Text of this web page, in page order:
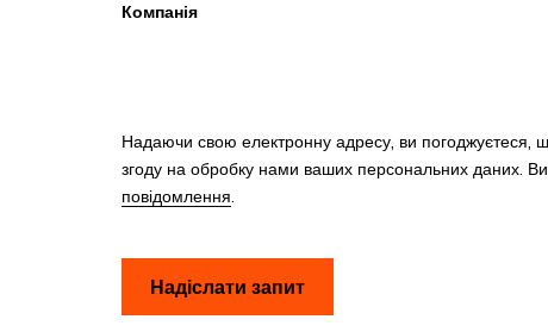
Компанія
Надаючи свою електронну адресу, ви погоджуєтеся,
згоду на обробку нами ваших персональних даних. Ви
повідомлення
Надіслати запит